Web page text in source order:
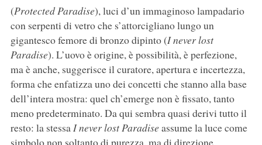
(Protected Paradise), luci d’un immaginoso lampadario
con serpenti di vetro che s’attorcigliano lungo un
gigantesco femore di bronzo dipinto (I never lost
Paradise). L’uovo è origine, è possibilità, è perfezione,
ma è anche, suggerisce il curatore, apertura e incertezza,
forma che enfatizza uno dei concetti che stanno alla base
dell’intera mostra: quel ch’emerge non è fissato, tanto
meno predeterminato. Da qui sembra quasi derivi tutto il
resto: la stessaI never lost Paradiseassume la luce come
simbolo non soltanto di purezza, ma di direzione